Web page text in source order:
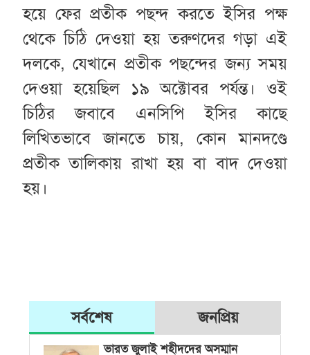
হয়ে ফের প্রতীক পছন্দ করতে ইসির পক্ষ
থেকে চিঠি দেওয়া হয় তরুণদের গড়া এই
দলকে, যেখানে প্রতীক পছন্দের জন্য সময়
দেওয়া হয়েছিল ১৯ অক্টোবর পর্যন্ত। ওই
চিঠির জবাবে এনসিপি ইসির কাছে
লিখিতভাবে জানতে চায়, কোন মানদণ্ডে
প্রতীক তালিকায় রাখা হয় বা বাদ দেওয়া
হয়।
সর্বশেষ জনপ্রিয়
ভারত জুলাই শহীদদের অসম্মান